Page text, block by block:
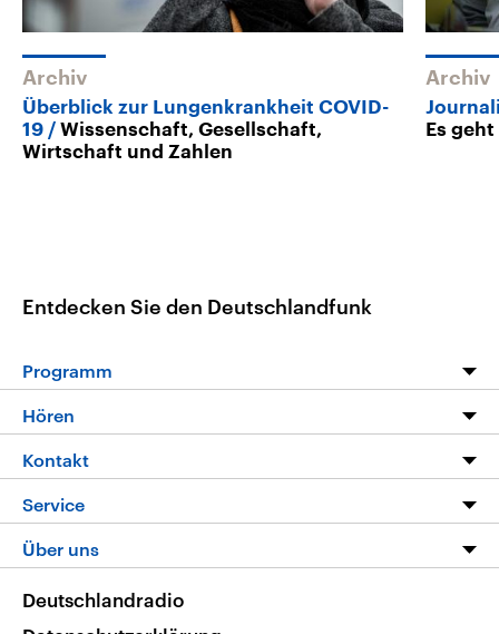
Archiv
Überblick zur Lungenkrankheit COVID-
19
Wissenschaft, Gesellschaft,
Wirtschaft und Zahlen
Archiv
Es
Entdecken Sie den Deutschlandfunk
Programm
Programm
Die Nachrichten
Nachrichtenleicht
Neue Beiträge auf dlf.de
Hören
Livestream
Podcasts
Deutschlandfunk App
Nachrichten App
Kontakt
Hörerservice
Service
FAQ
Veranstaltungen
Über uns
Deutschlandradio